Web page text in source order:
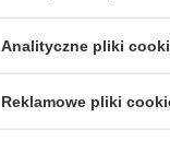
Podmiot
Analityczne pliki
Reklamowe pliki